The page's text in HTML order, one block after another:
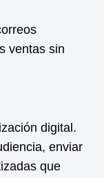
ventas sin
digital.
enviar
que